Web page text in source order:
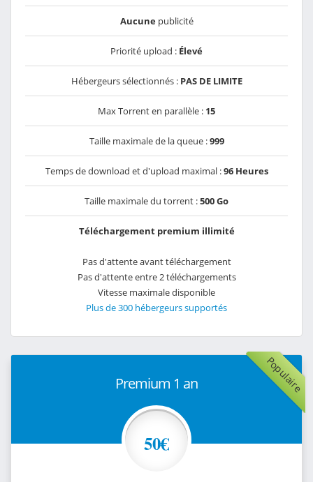
Aucunepublicité
Priorité upload : Élevé
Hébergeurs sélectionnés : PAS DE LIMITE
Max Torrent en parallèle : 15
Taille maximale de la queue :999
Temps de download et d'upload maximal :96 Heures
Taille maximale du torrent :500 Go
Téléchargement premium illimité
Pas d'attente avant téléchargement
Pas d'attente entre 2 téléchargements
Vitesse maximale disponible
Plus de 300 hébergeurs supportés
Populaire
Premium 1 an
50€